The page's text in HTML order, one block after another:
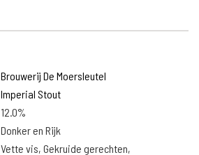
Brouwerij De Moersleutel
Imperial Stout
12.0%
Donker en Rijk
Vette vis, Gekruide gerechten,